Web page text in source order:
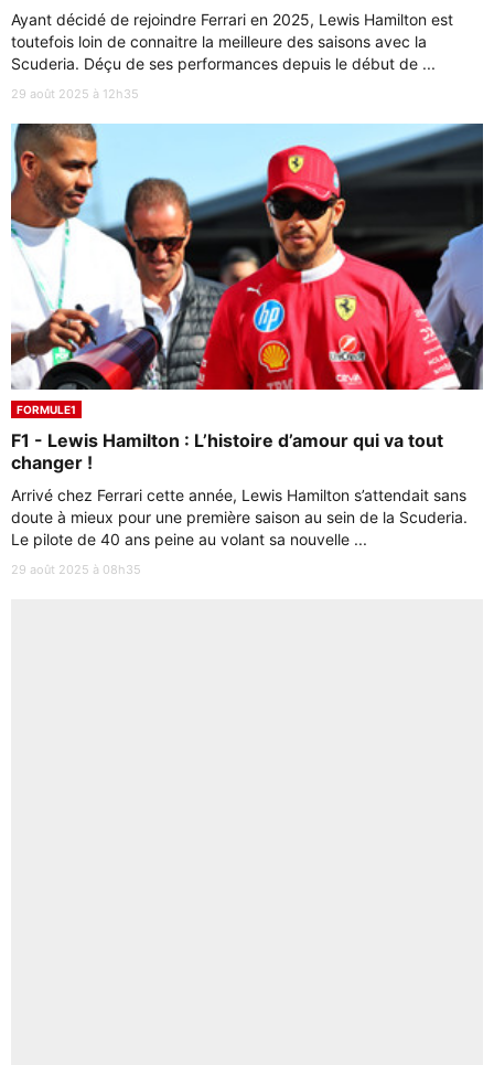
Ayant décidé de rejoindre Ferrari en 2025, Lewis Hamilton est
toutefois loin de connaitre la meilleure des saisons avec la
Scuderia. Déçu de ses performances depuis le début de ...
29 août 2025 à 12h35
FORMULE1
F1 - Lewis Hamilton : L’histoire d’amour qui va tout
changer !
Arrivé chez Ferrari cette année, Lewis Hamilton s’attendait sans
doute à mieux pour une première saison au sein de la Scuderia.
Le pilote de 40 ans peine au volant sa nouvelle ...
29 août 2025 à 08h35